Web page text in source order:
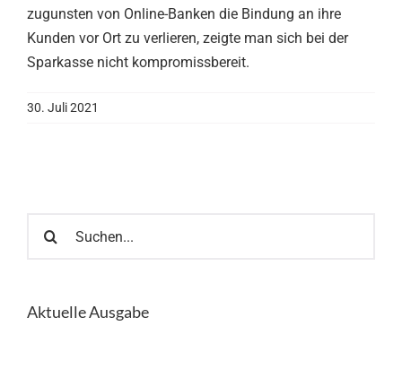
zugunsten von Online-Banken die Bindung an ihre
Kunden vor Ort zu verlieren, zeigte man sich bei der
Sparkasse nicht kompromissbereit.
30. Juli 2021
nach:
Aktuelle Ausgabe